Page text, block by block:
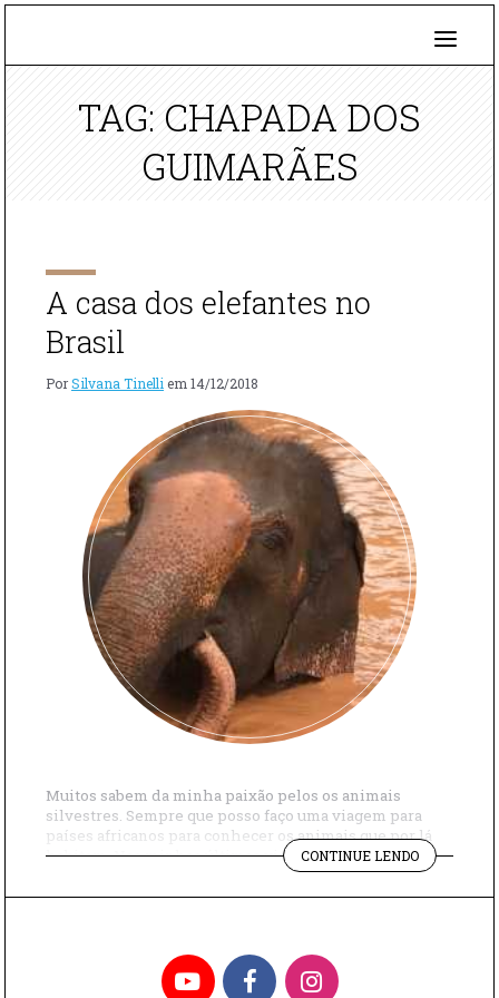
TAG: CHAPADA DOS
GUIMARÃES
A casa dos elefantes no
Brasil
PorSilvana Tinelli em 14/12/2018
Muitos sabem da minha paixão pelos os animais
silvestres. Sempre que posso faço uma viagem para
países africanos para conhecer os animais que por lá
habitam. Nas minhas últimas viagens para África do
Sul e para Ruanda, pude presenciar cenas incríveis dos
animais, como os elefantes, em seu habitat natural. No
CONTINUE LENDO"A
CASA
DOS
YouTubeFacebookInstagram